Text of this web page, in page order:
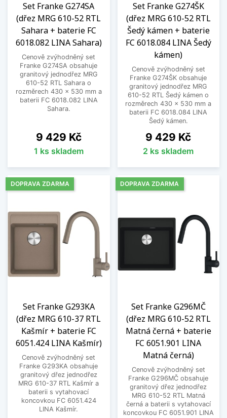
Set Franke G274SA
(dřez MRG 610-52 RTL
Sahara + baterie FC
6018.082 LINA Sahara)
Cenově zvýhodněný set
Franke G274SA obsahuje
granitový jednodřez MRG
610-52 RTL Sahara o
rozměrech 430 x 530 mm a
baterii FC 6018.082 LINA
Sahara.
Cena
9 429 Kč
1 ks skladem
Set Franke G274ŠK
(dřez MRG 610-52 RTL
Šedý kámen + baterie
FC 6018.084 LINA Šedý
kámen)
Cenově zvýhodněný set
Franke G274ŠK obsahuje
granitový jednodřez MRG
610-52 RTL Šedý kámen o
rozměrech 430 x 530 mm a
baterii FC 6018.084 LINA
Šedý kámen.
Cena
9 429 Kč
2 ks skladem
Set Franke G293KA
(dřez MRG 610-37 RTL
Kašmír + baterie FC
6051.424 LINA Kašmír)
Cenově zvýhodněný set
Franke G293KA obsahuje
granitový dřez jednodřez
MRG 610-37 RTL Kašmír a
baterii s vytahovací
koncovkou FC 6051.424
LINA Kašmír.
DOPRAVA ZDARMA
Set Franke G296MČ
(dřez MRG 610-52 RTL
Matná černá + baterie
FC 6051.901 LINA
Matná černá)
Cenově zvýhodněný set
Franke G296MČ obsahuje
granitový dřez jednodřez
MRG 610-52 RTL Matná
černá a baterii s vytahovací
koncovkou FC 6051.901 LINA
DOPRAVA ZDARMA